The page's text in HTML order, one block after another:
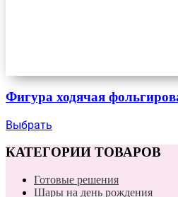
Фигура ходячая
Выбрать
КАТЕГОРИИ ТОВАРОВ
Готовые решения
Шары на день рождения